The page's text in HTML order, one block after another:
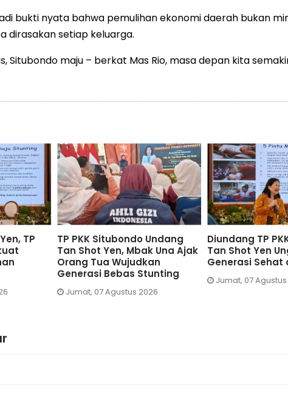
bukti nyata bahwa pemulihan ekonomi daerah bukan
dirasakan setiap keluarga.
Situbondo maju – berkat Mas Rio, masa depan kita
TP PKK Situbondo Undang
Tan Shot Yen, Mbak Una Ajak
Orang Tua Wujudkan
Generasi Bebas Stunting
Jumat, 07 Agustus 2026
Diundang TP PKK
Tan Shot Yen Ungkap
Generasi Sehat dan
Jumat, 07 Agustus 2026